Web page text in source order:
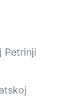
Petrinji